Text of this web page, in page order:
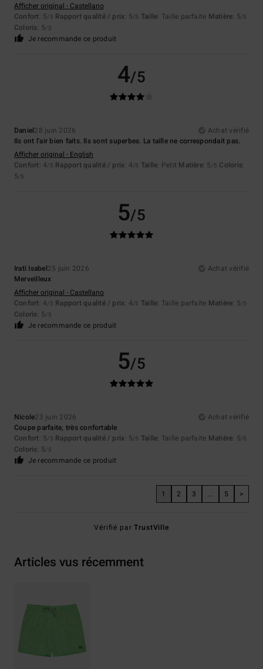
Afficher original - Castellano
Confort: 5/5 Rapport qualité / prix: 5/5 Taille: Taille parfaite Matière: 5/5
Coloris: 5/5
Je recommande ce produit
4/5
Daniel28 juin 2026
Achat vérifié
Ils ont l'air bien faits. Ils sont superbes. La taille ne correspondait pas.
Afficher original - English
Confort: 4/5 Rapport qualité / prix: 4/5 Taille: Petit Matière: 5 /5 Coloris:
5/5
5/5
Irati Isabel25 juin 2026
Achat vérifié
Merveilleux
Afficher original - Castellano
Confort: 4/5 Rapport qualité / prix: 4/5 Taille: Taille parfaite Matière: 5/5
Coloris: 5/5
Je recommande ce produit
5/5
Nicole23 juin 2026
Achat vérifié
Coupe parfaite, très confortable
Confort: 5/5 Rapport qualité / prix: 5/5 Taille: Taille parfaite Matière: 5/5
Coloris: 5/5
Je recommande ce produit
1 2 3 ... 5 >
Vérifié parTrustVille
Articles vus récemment